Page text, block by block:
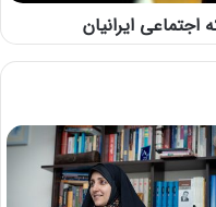
اجتماعی ایرانیان